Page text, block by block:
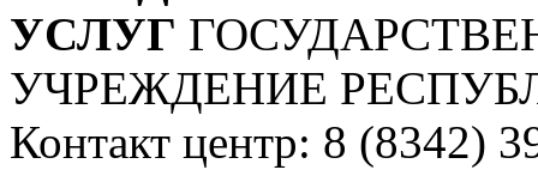
УСЛУГ
УЧРЕЖДЕНИЕ
Контакт центр: 8 (8342)